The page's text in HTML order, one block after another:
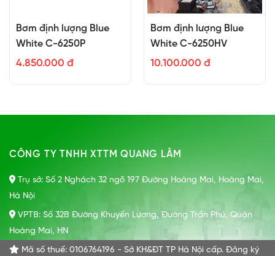
Bơm định lượng Blue
White C-6250P
4.850.000 đ
Bơm định lượng Blue
White C-6250HV
10.100.000 đ
CÔNG TY TNHH XTTM QUANG LÂM
Trụ sở: Số 2 Nghách 32 ngõ 197 Đường Hoàng Mai, Hoàng Mai,
Hà Nội
VPTB: Số 32B Đường Khuyến Lương, Đường Trần Phú, Quận
Hoàng Mai, HN
Mã số thuế: 0106764196 - Sở KH&ĐT TP Hà Nội cấp. Đăng ký